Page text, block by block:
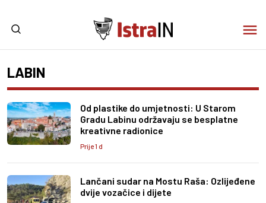
LABIN
Od plastike do umjetnosti: U Starom
Gradu Labinu održavaju se besplatne
kreativne radionice
Prije 1 d
Lančani sudar na Mostu Raša: Ozlijeđene
dvije vozačice i dijete